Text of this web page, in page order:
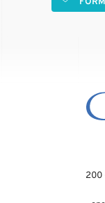
200